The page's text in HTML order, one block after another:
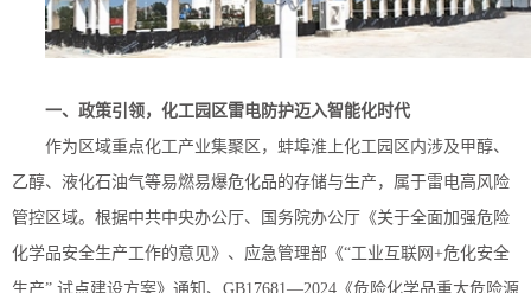
一、政策引领， 化工园区雷电防护迈入智能化时代
作为区域重点化工产业集聚区，蚌埠淮上化工园区内涉及甲醇、
乙醇、液化石油气等易燃易爆危化品的存储与生产，属于雷电高风险
管控区域。 根据中共中央办公厅、国务院办公厅《关于全面加强危险
化学品安全生产工作的意见》、应急管理部《“工业互联网+危化安全
生产” 试点建设方案》通知、GB17681—2024《危险化学品重大危险源